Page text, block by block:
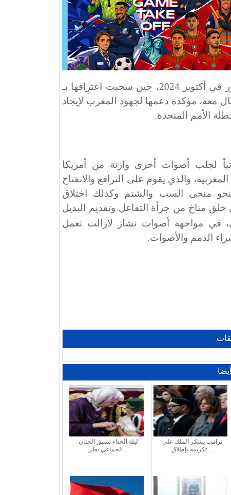
ويأتي هذا الإعلان ليتوج مساراً بدأته الإكوادور في أكتوبر 2024، حين سحبت اعترافها بـ
معه، مؤكدة دعمها لجهود المغرب لإيجاد
الأمم المتحدة.
لجلب أصوات أخرى وازنة من أمريكا
والذي يقوم على الترافع والانفتاح
منحى السب والشتم وكذلك اختلاق
خلق مناخ من جرأة التفاعل وتقديم البديل
في مواجهة أصوات نشاز
لازالت تعمل
الذمم والأصوات.
ليلة الحناء تسبق الختان
الجماعي بطر...
ترامب يشكر الملك على
تكريمه بإطلاق ...